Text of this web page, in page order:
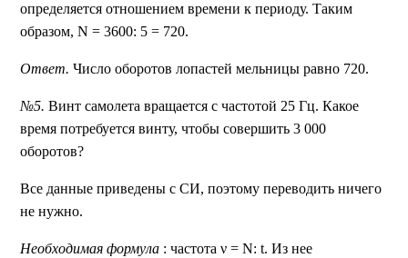
определяется отношением времени к периоду. Таким
образом, N = 3600: 5 = 720.
Ответ. Число оборотов лопастей мельницы равно 720.
№5. Винт самолета вращается с частотой 25 Гц. Какое
время потребуется винту, чтобы совершить 3 000
оборотов?
Все данные приведены с СИ, поэтому переводить ничего
не нужно.
Необходимая формула : частота ν = N: t. Из нее